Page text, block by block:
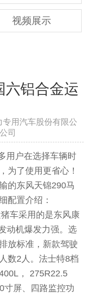
视频展示
六铝合金运
用汽车股份有限公
司
用户在选择车辆时
为了使用更省心！
的东风天锦290马
配置介绍：
车采用的是东风康
动机爆发力强。选
放标准，新款驾驶
数2人。法士特8档
， 275R22.5
寸屏、四路监控功